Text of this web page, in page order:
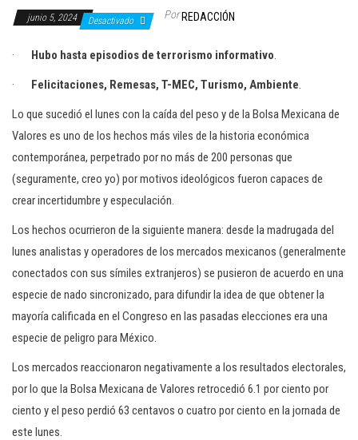
junio 5, 2024 Desactivado Por REDACCIÓN
· Hubo hasta episodios de terrorismo informativo.
· Felicitaciones, Remesas, T-MEC, Turismo, Ambiente.
Lo que sucedió el lunes con la caída del peso y de la Bolsa Mexicana de
Valores es uno de los hechos más viles de la historia económica
contemporánea, perpetrado por no más de 200 personas que
(seguramente, creo yo) por motivos ideológicos fueron capaces de
crear incertidumbre y especulación.
Los hechos ocurrieron de la siguiente manera: desde la madrugada del
lunes analistas y operadores de los mercados mexicanos (generalmente
conectados con sus símiles extranjeros) se pusieron de acuerdo en una
especie de nado sincronizado, para difundir la idea de que obtener la
mayoría calificada en el Congreso en las pasadas elecciones era una
especie de peligro para México.
Los mercados reaccionaron negativamente a los resultados electorales,
por lo que la Bolsa Mexicana de Valores retrocedió 6.1 por ciento por
ciento y el peso perdió 63 centavos o cuatro por ciento en la jornada de
este lunes.